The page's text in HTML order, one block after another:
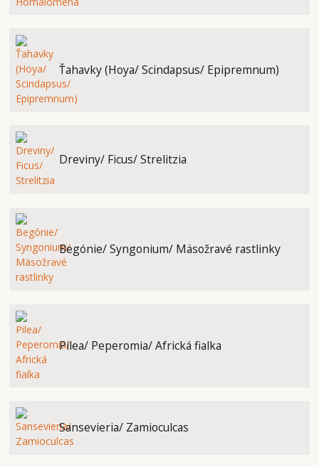
Ťahavky (Hoya/ Scindapsus/ Epipremnum)
Dreviny/ Ficus/ Strelitzia
Begónie/ Syngonium/ Mäsožravé rastlinky
Pilea/ Peperomia/ Africká fialka
Sansevieria/ Zamioculcas